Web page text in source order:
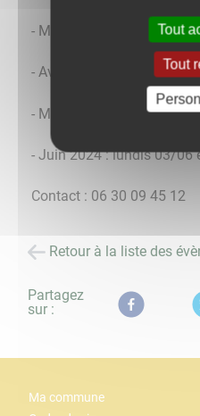
- Mars 2024 : lundis 11/03
- Avril 2024 : lundis 08/04
- Mai 2024 : lundis 06/05
- Juin 2024 : lundis 03/06
Contact : 06 30 09 45 12
Retour à la liste des
Partagez
sur :
Ma commune
Tout
Tout